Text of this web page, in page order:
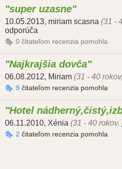
super uzasne
10.05.2013, miriam scasna (31 -
odporúča
0 čitateľom recenzia pomohla
Najkrajšia dovča
06.08.2012, Miriam (31 - 40
9 čitateľom recenzia pomohla
Hotel
06.11.2010, Xénia (31 - 40
2 čitateľom recenzia pomohla